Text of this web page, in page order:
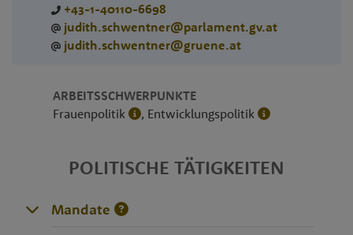
+43-1-40110-6698
judith.schwentner@parlament.gv.at
judith.schwentner@gruene.at
ARBEITSSCHWERPUNKTE
Frauenpolitik
, Entwicklungspolitik
POLITISCHE TÄTIGKEITEN
Mandate